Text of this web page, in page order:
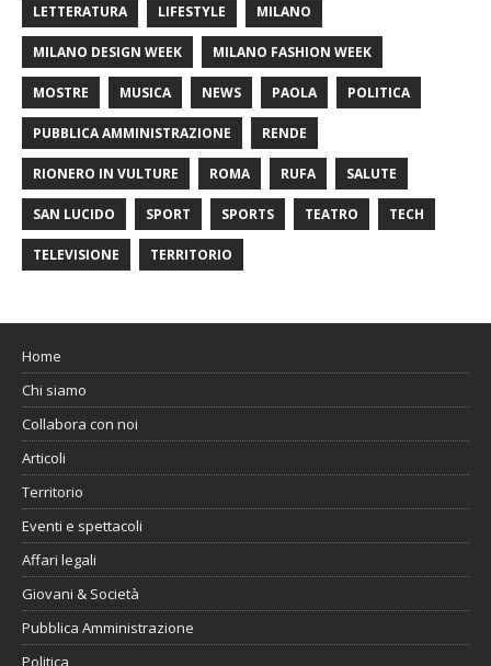
LETTERATURA LIFESTYLE MILANO
MILANO DESIGN WEEK MILANO FASHION WEEK
MOSTRE MUSICA NEWS PAOLA POLITICA
PUBBLICA AMMINISTRAZIONE RENDE
RIONERO IN VULTURE ROMA RUFA SALUTE
SAN LUCIDO SPORT SPORTS TEATRO TECH
TELEVISIONE TERRITORIO
Home
Chi siamo
Collabora con noi
Articoli
Territorio
Eventi e spettacoli
Affari legali
Giovani & Società
Pubblica Amministrazione
Politica